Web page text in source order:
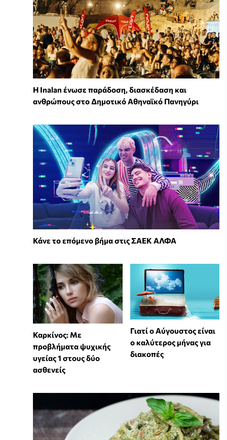
Η Inalan ένωσε παράδοση, διασκέδαση και
ανθρώπους στο Δημοτικό Αθηναϊκό Πανηγύρι
Κάνε το επόμενο βήμα στις ΣΑΕΚ ΑΛΦΑ
Καρκίνος: Με
προβλήματα ψυχικής
υγείας 1 στους δύο
ασθενείς
Γιατί ο Αύγουστος είναι
ο καλύτερος μήνας για
διακοπές